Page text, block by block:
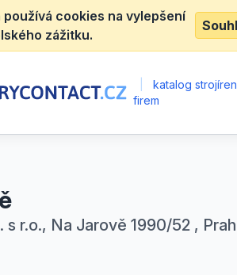
používá cookies na vylepšení
zážitku.
katalog
firem
s r.o., Na Jarově 1990/52 ,